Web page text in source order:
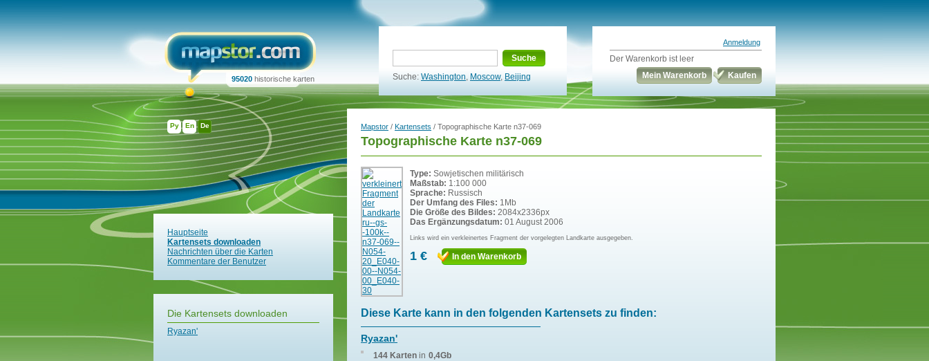
Ру En De
95020 historische karten
Suche
Suche: Washington, Moscow, Beijing
Anmeldung
Der Warenkorb ist leer
Mein Warenkorb
Kaufen
Hauptseite
Kartensets downloaden
Nachrichten über die Karten
Kommentare der Benutzer
Die Kartensets downloaden
Ryazan'
Mapstor / Kartensets / Topographische Karte n37-069
Topographische Karte n37-069
Type: Sowjetischen militärisch
Maßstab: 1:100 000
Sprache: Russisch
Der Umfang des Files: 1Mb
Die Größe des Bildes: 2084x2336px
Das Ergänzungsdatum: 01 August 2006
Links wird ein verkleinertes Fragment der vorgelegten Landkarte ausgegeben.
1 € In den Warenkorb
Diese Karte kann in den folgenden Kartensets zu finden:
Ryazan'
144 Karten in 0,4Gb